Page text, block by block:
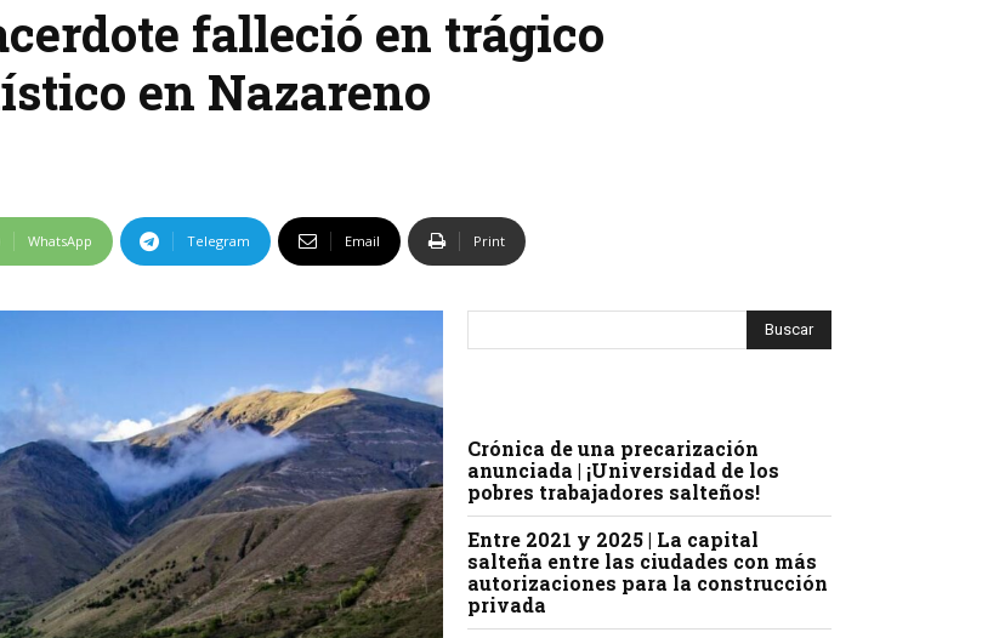
falleció en trágico
en Nazareno
WhatsApp Telegram Email Print
Crónica de una precarización
anunciada | ¡Universidad de los
pobres trabajadores salteños!
Entre 2021 y 2025 | La capital
salteña entre las ciudades con más
autorizaciones para la construcción
privada